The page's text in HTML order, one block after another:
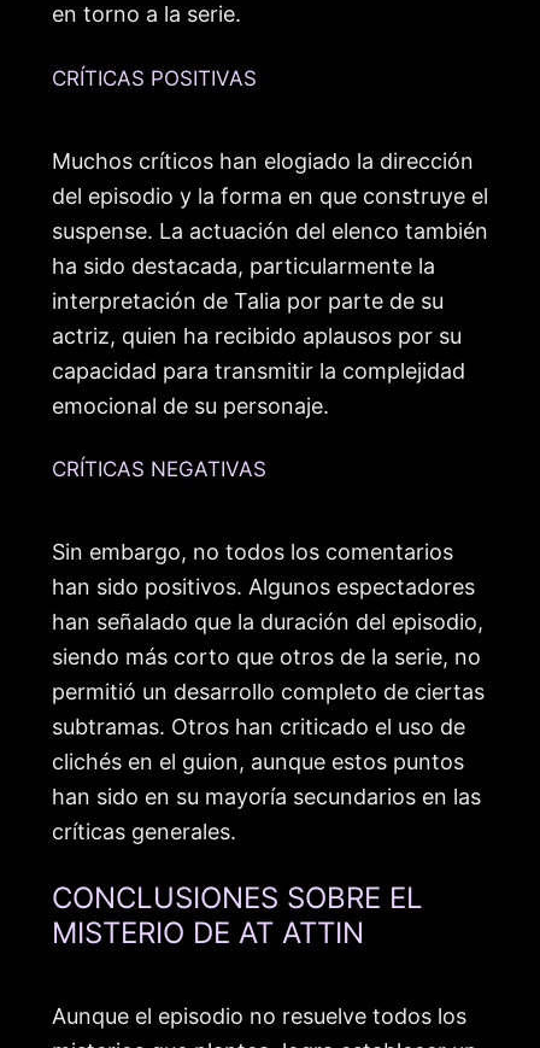
en torno a la serie.
CRÍTICAS POSITIVAS
Muchos críticos han elogiado la dirección
del episodio y la forma en que construye el
suspense. La actuación del elenco también
ha sido destacada, particularmente la
interpretación de Talia por parte de su
actriz, quien ha recibido aplausos por su
capacidad para transmitir la complejidad
emocional de su personaje.
CRÍTICAS NEGATIVAS
Sin embargo, no todos los comentarios
han sido positivos. Algunos espectadores
han señalado que la duración del episodio,
siendo más corto que otros de la serie, no
permitió un desarrollo completo de ciertas
subtramas. Otros han criticado el uso de
clichés en el guion, aunque estos puntos
han sido en su mayoría secundarios en las
críticas generales.
CONCLUSIONES SOBRE EL
MISTERIO DE AT ATTIN
Aunque el episodio no resuelve todos los